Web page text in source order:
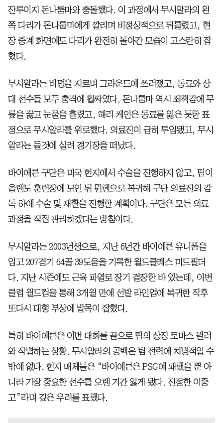
잔루이지 돈나룸마와 충돌했다. 이 과정에서 무시알라의 왼
쪽 다리가 돈나룸마에게 깔리며 비정상적으로 뒤틀렸고, 현
장 중계 화면에도 다리가 완전히 돌아간 모습이 고스란히 잡
혔다.
무시알라는 비명을 지르며 그라운드에 쓰러졌고, 동료와 상
대 선수들 모두 충격에 휩싸였다. 돈나룸마 역시 죄책감에 무
릎을 꿇고 눈물을 흘렸고, 해리 케인은 동료를 잃은 듯한 표
정으로 무시알라를 위로했다. 의료진이 급히 투입됐고, 무시
알라는 들것에 실려 경기장을 떠났다.
바이에른 구단은 미국 현지에서 수술을 진행하지 않고, 팀이
올랜도 훈련장에 모인 뒤 뮌헨으로 복귀해 구단 의료진의 감
독 하에 수술 및 재활을 진행할 계획이다. 구단은 모든 의료
과정을 직접 관리하겠다는 방침이다.
무시알라는 2003년생으로, 지난 6년간 바이에른 유니폼을
입고 207경기 64골 39도움을 기록한 월드클래스 미드필더
다. 지난 시즌에도 근육 파열로 장기 결장한 바 있는데, 이번
클럽 월드컵을 통해 3개월 만에 선발 라인업에 복귀한 직후
또다시 대형 부상에 발목이 잡혔다.
특히 바이에른은 이번 대회를 끝으로 팀의 상징 토마스 뮐러
와 작별하는 상황. 무시알라의 공백은 팀 전력에 치명적일 수
밖에 없다. 현지 매체들은 “바이에른은 PSG에 패했을 뿐 아
니라 가장 중요한 선수를 오랜 기간 잃게 됐다. 진정한 이중
고”라며 깊은 우려를 표했다.